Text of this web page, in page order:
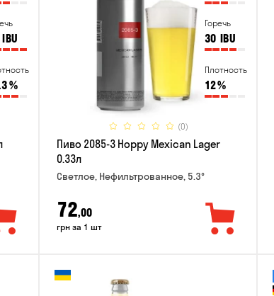
IBU
%
Горечь
30 IBU
Плотность
12%
(0)
Пиво 2085-3 Hoppy Mexican Lager
0.33л
Светлое, Нефильтрованное, 5.3°
72,00
грн за 1 шт